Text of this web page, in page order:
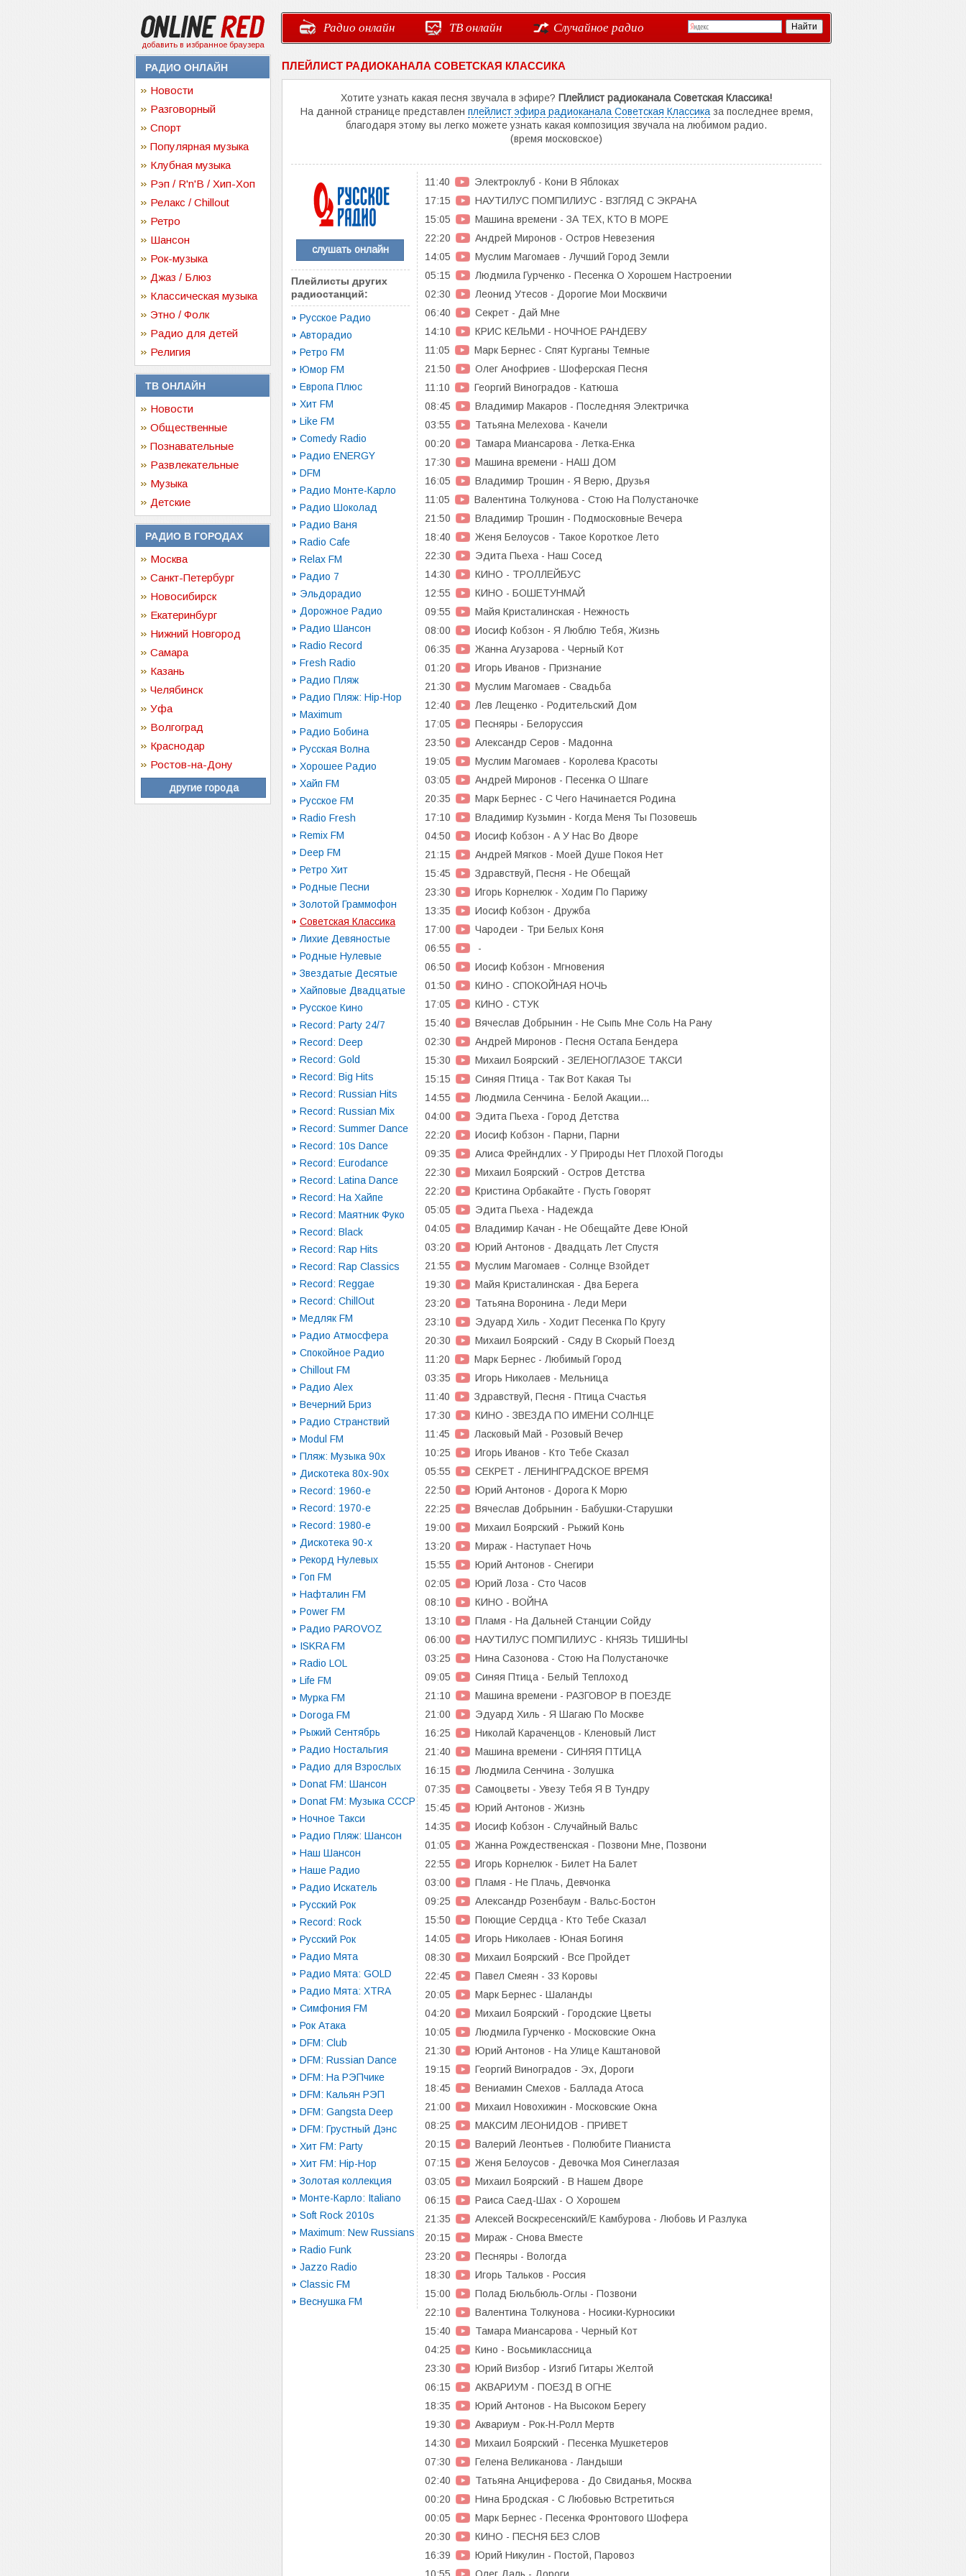
добавить в избранное браузера
Радио онлайн ТВ онлайн Случайное радио
РАДИО ОНЛАЙН
Новости
Разговорный
Спорт
Популярная музыка
Клубная музыка
Рэп / R'n'B / Хип-Хоп
Релакс / Chillout
Ретро
Шансон
Рок-музыка
Джаз / Блюз
Классическая музыка
Этно / Фолк
Радио для детей
Религия
ТВ ОНЛАЙН
Новости
Общественные
Познавательные
Развлекательные
Музыка
Детские
РАДИО В ГОРОДАХ
Москва
Санкт-Петербург
Новосибирск
Екатеринбург
Нижний Новгород
Самара
Казань
Челябинск
Уфа
Волгоград
Краснодар
Ростов-на-Дону
другие города
ПЛЕЙЛИСТ РАДИОКАНАЛА СОВЕТСКАЯ КЛАССИКА
Хотите узнать какая песня звучала в эфире? Плейлист радиоканала Советская Классика!
На данной странице представлен плейлист эфира радиоканала Советская Классиказа последнее время,
благодаря этому вы легко можете узнать какая композиция звучала на любимом радио.
(время московское)
слушать онлайн
Плейлисты других
радиостанций:
Русское Радио
Авторадио
Ретро FM
Юмор FM
Европа Плюс
Хит FM
Like FM
Comedy Radio
Радио ENERGY
DFM
Радио Монте-Карло
Радио Шоколад
Радио Ваня
Radio Cafe
Relax FM
Радио 7
Эльдорадио
Дорожное Радио
Радио Шансон
Radio Record
Fresh Radio
Радио Пляж
Радио Пляж: Hip-Hop
Maximum
Радио Бобина
Русская Волна
Хорошее Радио
Хайп FM
Русское FM
Radio Fresh
Remix FM
Deep FM
Ретро Хит
Родные Песни
Золотой Граммофон
Советская Классика
Лихие Девяностые
Родные Нулевые
Звездатые Десятые
Хайповые Двадцатые
Русское Кино
Record: Party 24/7
Record: Deep
Record: Gold
Record: Big Hits
Record: Russian Hits
Record: Russian Mix
Record: Summer Dance
Record: 10s Dance
Record: Eurodance
Record: Latina Dance
Record: На Хайпе
Record: Маятник Фуко
Record: Black
Record: Rap Hits
Record: Rap Classics
Record: Reggae
Record: ChillOut
Медляк FM
Радио Атмосфера
Спокойное Радио
Chillout FM
Радио Alex
Вечерний Бриз
Радио Странствий
Modul FM
Пляж: Музыка 90х
Дискотека 80х-90х
Record: 1960-e
Record: 1970-e
Record: 1980-e
Дискотека 90-х
Рекорд Нулевых
Гоп FM
Нафталин FM
Power FM
Радио PAROVOZ
ISKRA FM
Radio LOL
Life FM
Мурка FM
Doroga FM
Рыжий Сентябрь
Радио Ностальгия
Радио для Взрослых
Donat FM: Шансон
Donat FM: Музыка СССР
Ночное Такси
Радио Пляж: Шансон
Наш Шансон
Наше Радио
Радио Искатель
Русский Рок
Record: Rock
Русский Рок
Радио Мята
Радио Мята: GOLD
Радио Мята: XTRA
Симфония FM
Рок Атака
DFM: Club
DFM: Russian Dance
DFM: На РЭПчике
DFM: Кальян РЭП
DFM: Gangsta Deep
DFM: Грустный Дэнс
Хит FM: Party
Хит FM: Hip-Hop
Золотая коллекция
Монте-Карло: Italiano
Soft Rock 2010s
Maximum: New Russians
Radio Funk
Jazzo Radio
Classic FM
Веснушка FM
11:40
Электроклуб - Кони В Яблоках
17:15
НАУТИЛУС ПОМПИЛИУС - ВЗГЛЯД С ЭКРАНА
15:05
Машина времени - ЗА ТЕХ, КТО В МОРЕ
22:20
Андрей Миронов - Остров Невезения
14:05
Муслим Магомаев - Лучший Город Земли
05:15
Людмила Гурченко - Песенка О Хорошем Настроении
02:30
Леонид Утесов - Дорогие Мои Москвичи
06:40
Секрет - Дай Мне
14:10
КРИС КЕЛЬМИ - НОЧНОЕ РАНДЕВУ
11:05
Марк Бернес - Спят Курганы Темные
21:50
Олег Анофриев - Шоферская Песня
11:10
Георгий Виноградов - Катюша
08:45
Владимир Макаров - Последняя Электричка
03:55
Татьяна Мелехова - Качели
00:20
Тамара Миансарова - Летка-Енка
17:30
Машина времени - НАШ ДОМ
16:05
Владимир Трошин - Я Верю, Друзья
11:05
Валентина Толкунова - Стою На Полустаночке
21:50
Владимир Трошин - Подмосковные Вечера
18:40
Женя Белоусов - Такое Короткое Лето
22:30
Эдита Пьеха - Наш Сосед
14:30
КИНО - ТРОЛЛЕЙБУС
12:55
КИНО - БОШЕТУНМАЙ
09:55
Майя Кристалинская - Нежность
08:00
Иосиф Кобзон - Я Люблю Тебя, Жизнь
06:35
Жанна Агузарова - Черный Кот
01:20
Игорь Иванов - Признание
21:30
Муслим Магомаев - Свадьба
12:40
Лев Лещенко - Родительский Дом
17:05
Песняры - Белоруссия
23:50
Александр Серов - Мадонна
19:05
Муслим Магомаев - Королева Красоты
03:05
Андрей Миронов - Песенка О Шпаге
20:35
Марк Бернес - С Чего Начинается Родина
17:10
Владимир Кузьмин - Когда Меня Ты Позовешь
04:50
Иосиф Кобзон - А У Нас Во Дворе
21:15
Андрей Мягков - Моей Душе Покоя Нет
15:45
Здравствуй, Песня - Не Обещай
23:30
Игорь Корнелюк - Ходим По Парижу
13:35
Иосиф Кобзон - Дружба
17:00
Чародеи - Три Белых Коня
06:55
-
06:50
Иосиф Кобзон - Мгновения
01:50
КИНО - СПОКОЙНАЯ НОЧЬ
17:05
КИНО - СТУК
15:40
Вячеслав Добрынин - Не Сыпь Мне Соль На Рану
02:30
Андрей Миронов - Песня Остапа Бендера
15:30
Михаил Боярский - ЗЕЛЕНОГЛАЗОЕ ТАКСИ
15:15
Синяя Птица - Так Вот Какая Ты
14:55
Людмила Сенчина - Белой Акации...
04:00
Эдита Пьеха - Город Детства
22:20
Иосиф Кобзон - Парни, Парни
09:35
Алиса Фрейндлих - У Природы Нет Плохой Погоды
22:30
Михаил Боярский - Остров Детства
22:20
Кристина Орбакайте - Пусть Говорят
05:05
Эдита Пьеха - Надежда
04:05
Владимир Качан - Не Обещайте Деве Юной
03:20
Юрий Антонов - Двадцать Лет Спустя
21:55
Муслим Магомаев - Солнце Взойдет
19:30
Майя Кристалинская - Два Берега
23:20
Татьяна Воронина - Леди Мери
23:10
Эдуард Хиль - Ходит Песенка По Кругу
20:30
Михаил Боярский - Сяду В Скорый Поезд
11:20
Марк Бернес - Любимый Город
03:35
Игорь Николаев - Мельница
11:40
Здравствуй, Песня - Птица Счастья
17:30
КИНО - ЗВЕЗДА ПО ИМЕНИ СОЛНЦЕ
11:45
Ласковый Май - Розовый Вечер
10:25
Игорь Иванов - Кто Тебе Сказал
05:55
СЕКРЕТ - ЛЕНИНГРАДСКОЕ ВРЕМЯ
22:50
Юрий Антонов - Дорога К Морю
22:25
Вячеслав Добрынин - Бабушки-Старушки
19:00
Михаил Боярский - Рыжий Конь
13:20
Мираж - Наступает Ночь
15:55
Юрий Антонов - Снегири
02:05
Юрий Лоза - Сто Часов
08:10
КИНО - ВОЙНА
13:10
Пламя - На Дальней Станции Сойду
06:00
НАУТИЛУС ПОМПИЛИУС - КНЯЗЬ ТИШИНЫ
03:25
Нина Сазонова - Стою На Полустаночке
09:05
Синяя Птица - Белый Теплоход
21:10
Машина времени - РАЗГОВОР В ПОЕЗДЕ
21:00
Эдуард Хиль - Я Шагаю По Москве
16:25
Николай Караченцов - Кленовый Лист
21:40
Машина времени - СИНЯЯ ПТИЦА
16:15
Людмила Сенчина - Золушка
07:35
Самоцветы - Увезу Тебя Я В Тундру
15:45
Юрий Антонов - Жизнь
14:35
Иосиф Кобзон - Случайный Вальс
01:05
Жанна Рождественская - Позвони Мне, Позвони
22:55
Игорь Корнелюк - Билет На Балет
03:00
Пламя - Не Плачь, Девчонка
09:25
Александр Розенбаум - Вальс-Бостон
15:50
Поющие Сердца - Кто Тебе Сказал
14:05
Игорь Николаев - Юная Богиня
08:30
Михаил Боярский - Все Пройдет
22:45
Павел Смеян - 33 Коровы
20:05
Марк Бернес - Шаланды
04:20
Михаил Боярский - Городские Цветы
10:05
Людмила Гурченко - Московские Окна
21:30
Юрий Антонов - На Улице Каштановой
19:15
Георгий Виноградов - Эх, Дороги
18:45
Вениамин Смехов - Баллада Атоса
21:00
Михаил Новохижин - Московские Окна
08:25
МАКСИМ ЛЕОНИДОВ - ПРИВЕТ
20:15
Валерий Леонтьев - Полюбите Пианиста
07:15
Женя Белоусов - Девочка Моя Синеглазая
03:05
Михаил Боярский - В Нашем Дворе
06:15
Раиса Саед-Шах - О Хорошем
21:35
Алексей Воскресенский/Е Камбурова - Любовь И Разлука
20:15
Мираж - Снова Вместе
23:20
Песняры - Вологда
18:30
Игорь Тальков - Россия
15:00
Полад Бюльбюль-Оглы - Позвони
22:10
Валентина Толкунова - Носики-Курносики
15:40
Тамара Миансарова - Черный Кот
04:25
Кино - Восьмиклассница
23:30
Юрий Визбор - Изгиб Гитары Желтой
06:15
АКВАРИУМ - ПОЕЗД В ОГНЕ
18:35
Юрий Антонов - На Высоком Берегу
19:30
Аквариум - Рок-Н-Ролл Мертв
14:30
Михаил Боярский - Песенка Мушкетеров
07:30
Гелена Великанова - Ландыши
02:40
Татьяна Анциферова - До Свиданья, Москва
00:20
Нина Бродская - С Любовью Встретиться
00:05
Марк Бернес - Песенка Фронтового Шофера
20:30
КИНО - ПЕСНЯ БЕЗ СЛОВ
16:39
Юрий Никулин - Постой, Паровоз
10:55
Олег Даль - Дороги